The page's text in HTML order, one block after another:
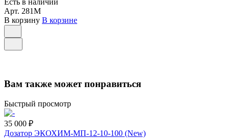
Есть в наличии
Арт. 281М
В корзину В корзине
Вам также может понравиться
Быстрый просмотр
35 000 ₽
Дозатор ЭКОХИМ-МП-12-10-100 (New)